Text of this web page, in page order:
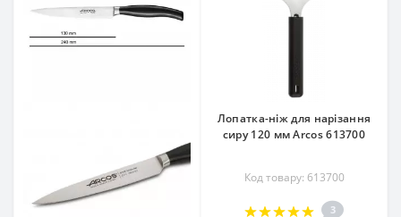
Лопатка-ніж для нарізання
сиру 120 мм Arcos 613700
Код товару: 613700
3